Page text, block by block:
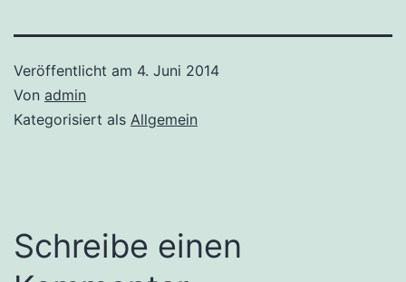
Veröffentlicht am 4. Juni 2014
Von admin
Kategorisiert als Allgemein
Schreibe einen